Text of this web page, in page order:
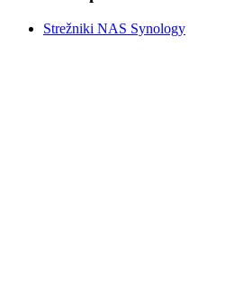
Strežniki NAS Synology